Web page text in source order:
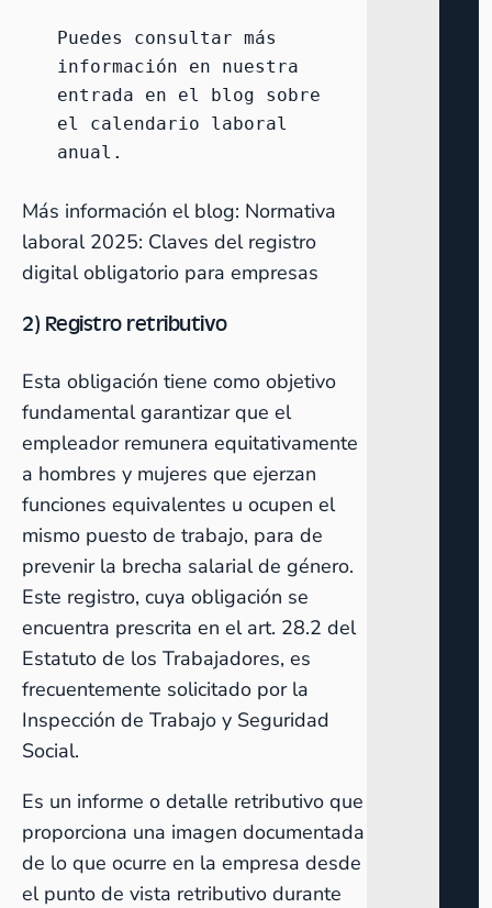
Puedes consultar más
información en nuestra
entrada en el blog sobre
el calendario laboral
anual .
Más información el blog: Normativa
laboral 2025: Claves del registro
digital obligatorio para empresas
2) Registro retributivo
Esta obligación tiene como objetivo
fundamental garantizar que el
empleador remunera equitativamente
a hombres y mujeres que ejerzan
funciones equivalentes u ocupen el
mismo puesto de trabajo, para de
prevenir la brecha salarial de género.
Este registro, cuya obligación se
encuentra prescrita en el art. 28.2 del
Estatuto de los Trabajadores, es
frecuentemente solicitado por la
Inspección de Trabajo y Seguridad
Social.
Es un informe o detalle retributivo que
proporciona una imagen documentada
de lo que ocurre en la empresa desde
el punto de vista retributivo durante